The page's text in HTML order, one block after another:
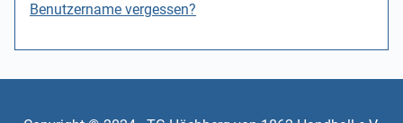
Benutzername vergessen?